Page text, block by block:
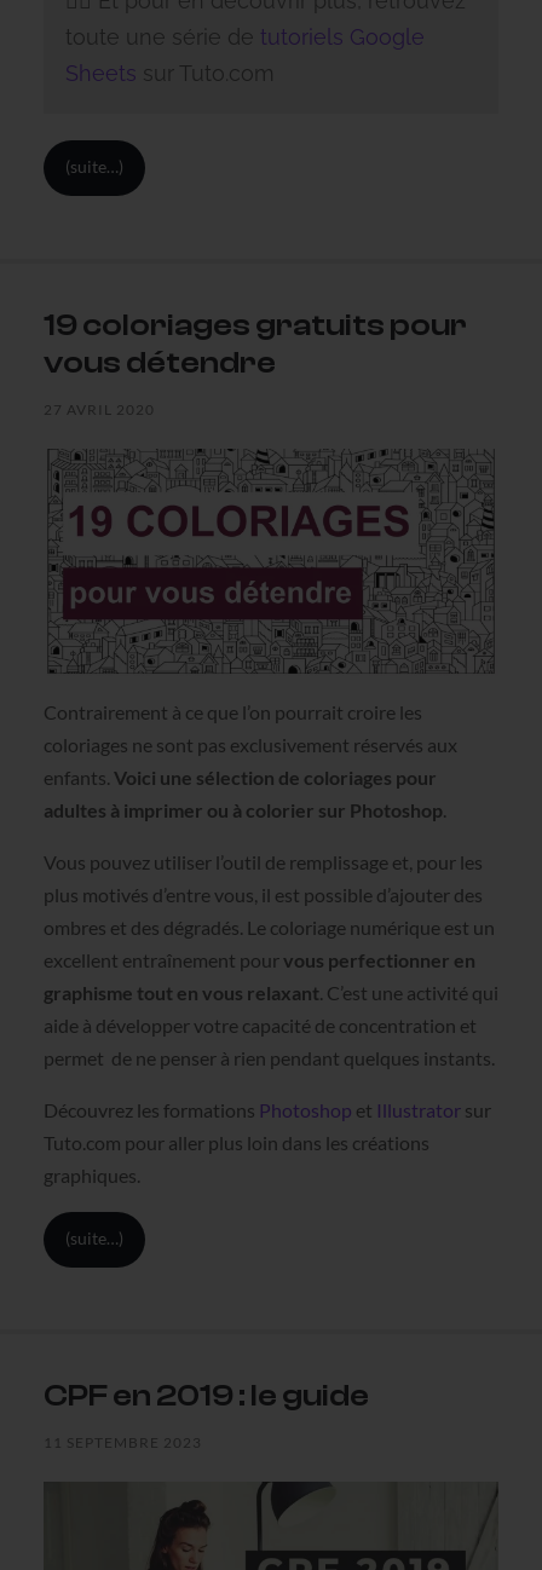
toute une série de tutoriels Google
Sheets sur Tuto.com
(suite…)
19 coloriages gratuits pour
vous détendre
27 AVRIL 2020
Contrairement à ce que l’on pourrait croire les
coloriages ne sont pas exclusivement réservés aux
enfants. Voici une sélection de coloriages pour
adultes à imprimer ou à colorier sur Photoshop.
Vous pouvez utiliser l’outil de remplissage et, pour les
plus motivés d’entre vous, il est possible d’ajouter des
ombres et des dégradés. Le coloriage numérique est un
excellent entraînement pourvous perfectionner en
graphisme tout en vous relaxant. C’est une activité qui
aide à développer votre capacité de concentration et
permet de ne penser à rien pendant quelques instants.
Découvrez les formations Photoshop et Illustratorsur
Tuto.com pour aller plus loin dans les créations
graphiques.
(suite…)
CPF en 2019 : le guide
11 SEPTEMBRE 2023